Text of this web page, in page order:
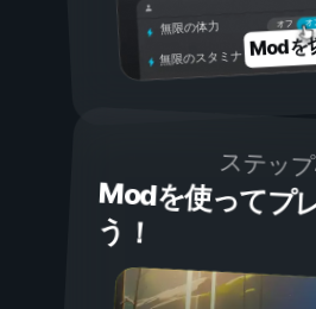
オ
オフ
無限の体力
無限のスタミナ Modを
ステッ
Modを使ってプ
う！